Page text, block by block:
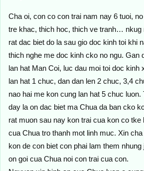
Cha oi, con co con trai nam nay 6 tuoi,
tre khac, thich hoc, thich ve tranh… nkug
rat dac biet do la sau gio doc kinh toi khi
thich nghe me doc kinh cko no ngu. Gan
lan hat Man Coi, luc dau moi toi doc kinh
lan hat 1 chuc, dan dan len 2 chuc, 3,4
nao hai me kon cung lan hat 5 chuc luon.
day la on dac biet ma Chua da ban cko
rat muon sau nay kon trai cua kon co tke
cua Chua tro thanh mot linh muc. Xin
kon de con biet con phai lam them
on goi cua Chua noi con trai cua con.